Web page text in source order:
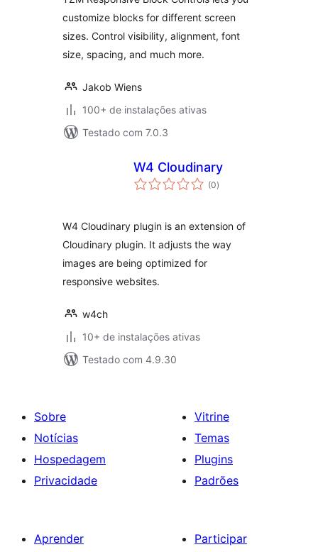
customize blocks for different screen
sizes. Control visibility, alignment, font
size, spacing, and much more.
Jakob Wiens
100+ de instalações ativas
Testado com 7.0.3
W4 Cloudinary
(0total
de
)
W4 Cloudinary plugin is an extension of
Cloudinary plugin. It adjusts the way
images are being optimized for
responsive websites.
w4ch
10+ de instalações ativas
Testado com 4.9.30
Sobre
Notícias
Hospedagem
Privacidade
Vitrine
Temas
Plugins
Padrões
Aprender
Participar